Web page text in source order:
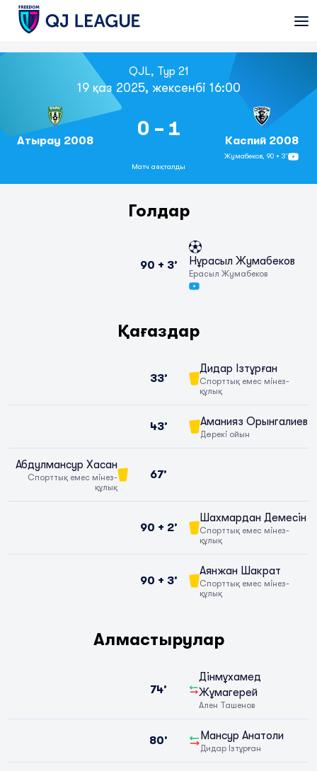
QJL, Тур 21
19 қаз 2025, жексенбі 16:00
Атырау 2008
0 - 1
Матч аяқталды
Каспий 2008
Жумабеков,90 + 3’
Голдар
90 + 3’
Ерасыл Жумабеков
Нұрасыл Жумабеков
Қағаздар
33’
Дидар Ізтұрған
Спорттық емес мінез-
құлық
43’ Аманияз Орынгалиев
Дөрекі ойын
Абдулмансур Хасан
Спорттық емес мінез-
құлық
67’
90 + 2’
Шахмардан Демесін
Спорттық емес мінез-
құлық
90 + 3’
Аянжан Шакрат
Спорттық емес мінез-
құлық
Алмастырулар
74’
Дінмұхамед
Жұмагерей
Ален Ташенов
80’ Мансур Анатоли
Дидар Ізтұрған